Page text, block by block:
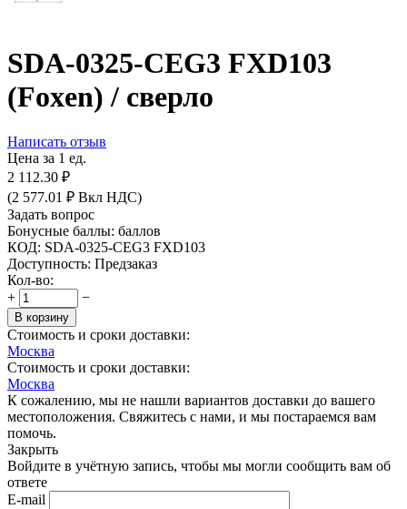
SDA-0325-CEG3 FXD103
(Foxen) / сверло
Написать отзыв
Цена за 1 ед.
2 112.30 ₽
(2 577.01 ₽ Вкл НДС)
Задать вопрос
Бонусные баллы: баллов
КОД: SDA-0325-CEG3 FXD103
Доступность: Предзаказ
Кол-во:
+
−
В корзину
Стоимость и сроки доставки:
Москва
Стоимость и сроки доставки:
Москва
К сожалению, мы не нашли вариантов доставки до вашего
местоположения. Свяжитесь с нами, и мы постараемся вам
помочь.
Закрыть
Войдите в учётную запись, чтобы мы могли сообщить вам об
ответе
E-mail